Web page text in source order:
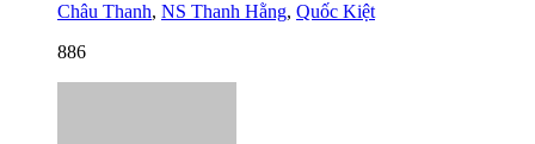
Châu Thanh, NS Thanh Hằng, Quốc Kiệt
886